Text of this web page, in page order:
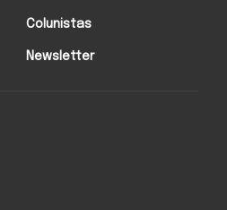
Colunistas
Newsletter